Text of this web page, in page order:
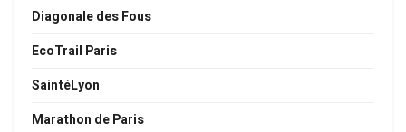
Diagonale des Fous
EcoTrail Paris
SaintéLyon
Marathon de Paris